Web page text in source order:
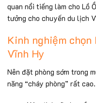
quan nổi tiếng làm cho Lồ
tưởng cho chuyến du lịch
Kinh nghiệm
Vĩnh Hy
Nên đặt phòng sớm trong
năng “cháy phòng” rất cao.